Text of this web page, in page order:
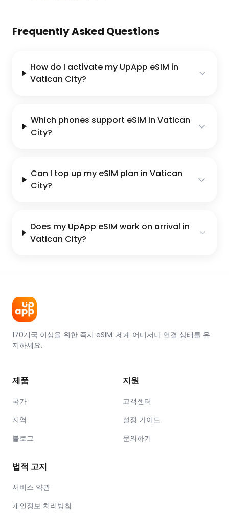
Frequently Asked Questions
How do I activate my UpApp eSIM in
Vatican City?
Which phones support eSIM in Vatican
City?
Can I top up my eSIM plan in Vatican
City?
Does my UpApp eSIM work on arrival in
Vatican City?
170개국 이상을 위한 즉시 eSIM. 세계 어디서나 연결 상태를 유
지하세요.
제품
국가
지역
블로그
지원
고객센터
설정 가이드
문의하기
법적 고지
서비스 약관
개인정보 처리방침